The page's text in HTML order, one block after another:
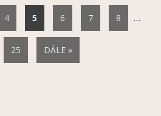
4 6 7 8 …
25 DÁLE »